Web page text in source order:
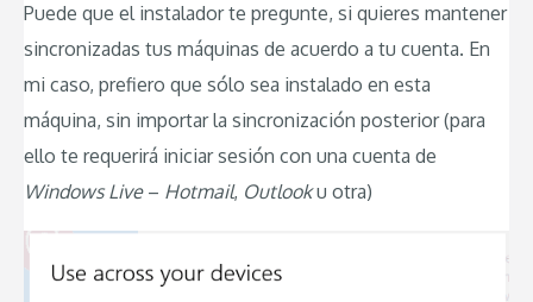
Puede que el instalador te pregunte, si quieres mantener
sincronizadas tus máquinas de acuerdo a tu cuenta. En
mi caso, prefiero que sólo sea instalado en esta
máquina, sin importar la sincronización posterior (para
ello te requerirá iniciar sesión con una cuenta de
Windows Live– Hotmail, Outlooku otra)